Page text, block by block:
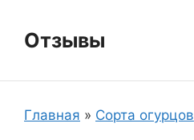
содержимому
Отзывы
Главная » Сорта огурцов